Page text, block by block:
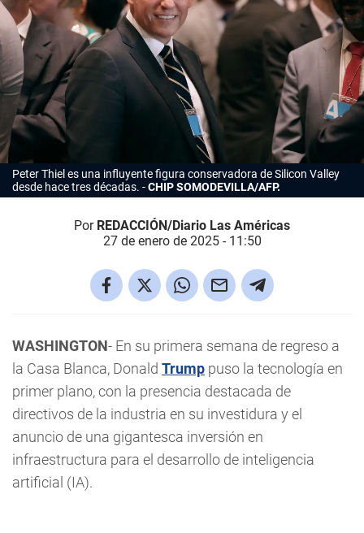
Peter Thiel es una influyente figura conservadora de Silicon Valley
desde hace tres décadas.
CHIP SOMODEVILLA/AFP.
Por REDACCIÓN/Diario Las Américas
27 de enero de 2025 - 11:50
WASHINGTON- En su primera semana de regreso a
la Casa Blanca, Donald Trump puso la tecnología en
primer plano, con la presencia destacada de
directivos de la industria en su investidura y el
anuncio de una gigantesca inversión en
infraestructura para el desarrollo de inteligencia
artificial (IA).